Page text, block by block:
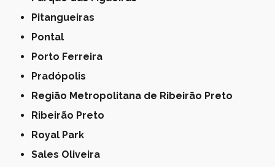
Pitangueiras
Pontal
Porto Ferreira
Pradópolis
Região Metropolitana de Ribeirão Preto
Ribeirão Preto
Royal Park
Sales Oliveira